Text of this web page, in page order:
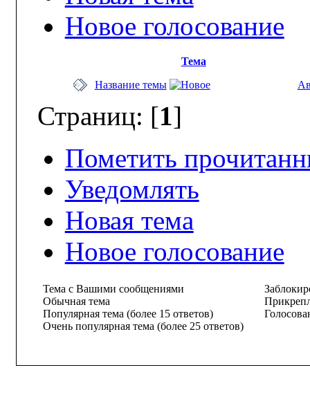
Новое голосование
Тема
Название темы
Страниц: [1]
Пометить
Уведомлять
Новая тема
Новое голосование
Тема с Вашими сообщениями
Обычная тема
Популярная тема (более 15 ответов)
Очень популярная тема (более 25 ответов)